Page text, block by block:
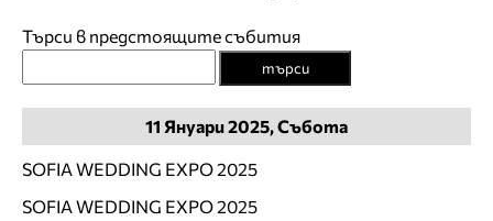
Търси в предстоящите събития
търси
11 Януари2025, Събота
SOFIA WEDDING EXPO 2025
SOFIA WEDDING EXPO 2025